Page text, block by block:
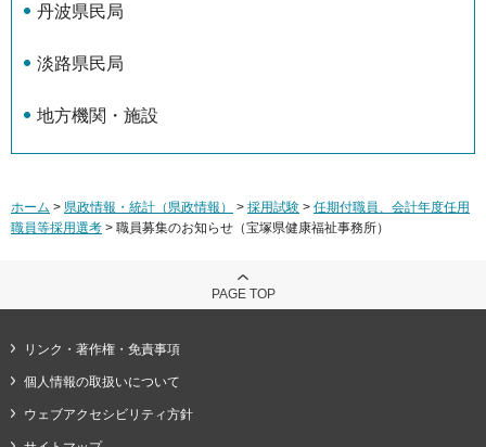
丹波県民局
淡路県民局
地方機関・施設
ホーム > 県政情報・統計（県政情報） > 採用試験 > 任期付職員、会計年度任用
職員等採用選考 > 職員募集のお知らせ（宝塚県健康福祉事務所）
PAGE TOP
リンク・著作権・免責事項
個人情報の取扱いについて
ウェブアクセシビリティ方針